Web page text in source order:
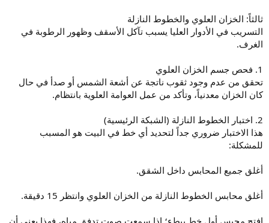
ثالثاً: الخزان العلوي والخطوط النازلة
التسريب في الأدوار العليا يسبب تآكل الأسقف وظهور الرطوبة في
الغرف.
1. فحص جسم الخزان العلوي
تحقق من عدم وجود ثقوب ناتجة عن أشعة الشمس أو صدأ في حال
كان الخزان معدنياً، وتأكد من عمل العوامة العلوية بانتظام.
2. اختبار الخطوط النازلة (الشبكة الرئيسية)
هذا الاختبار ضروري جداً لتحديد أي خط في البيت هو المسبب
للمشكلة:
أغلق جميع المحابس داخل الشقق.
أغلق محابس الخطوط النازلة من الخزان العلوي وانتظر 15 دقيقة.
افتح محبس أول خط ببطء؛ إذا سمعت صوت تدفق مياه، فهذا يعني أن